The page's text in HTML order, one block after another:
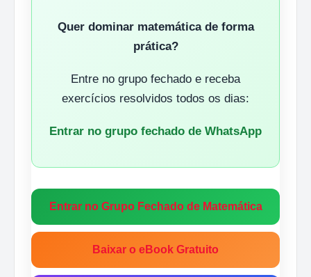
Quer dominar matemática de forma
prática?
Entre no grupo fechado e receba
exercícios resolvidos todos os dias:
Entrar no grupo fechado de WhatsApp
Entrar no Grupo Fechado de Matemática
Baixar o eBook Gratuito